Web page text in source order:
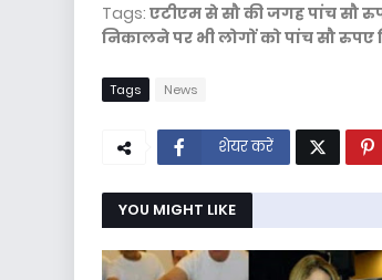
Tags: एटीएम से सौ की जगह पांच सौ
निकालने पर भी लोगों को पांच सौ
Tags News
शेयर करें
YOU MIGHT LIKE